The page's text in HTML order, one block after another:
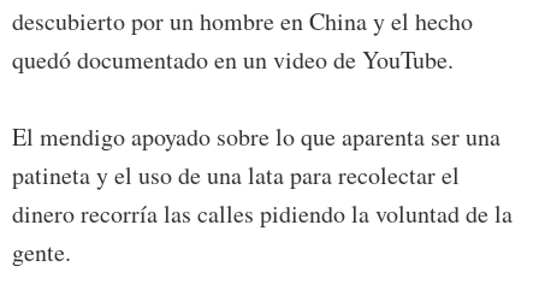
descubierto por un hombre en China y el hecho
quedó documentado en un video de YouTube.
El mendigo apoyado sobre lo que aparenta ser una
patineta y el uso de una lata para recolectar el
dinero recorría las calles pidiendo la voluntad de la
gente.